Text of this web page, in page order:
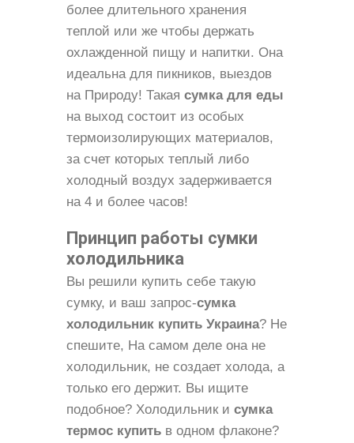
более длительного хранения
теплой или же чтобы держать
охлажденной пищу и напитки. Она
идеальна для пикников, выездов
на Природу! Такая сумка для еды
на выход состоит из особых
термоизолирующих материалов,
за счет которых теплый либо
холодный воздух задерживается
на 4 и более часов!
Принцип работы сумки
холодильника
Вы решили купить себе такую
сумку, и ваш запрос-сумка
холодильник купить Украина? Не
спешите, На самом деле она не
холодильник, не создает холода, а
только его держит. Вы ищите
подобное? Холодильник и сумка
термос купить в одном флаконе?